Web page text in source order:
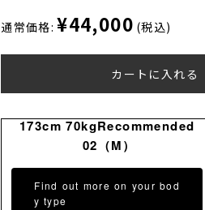
通常価格: ¥44,000 (税込)
カートに入れる
173cm 70kgRecommended
02（M）
Find out more on your bod
y type